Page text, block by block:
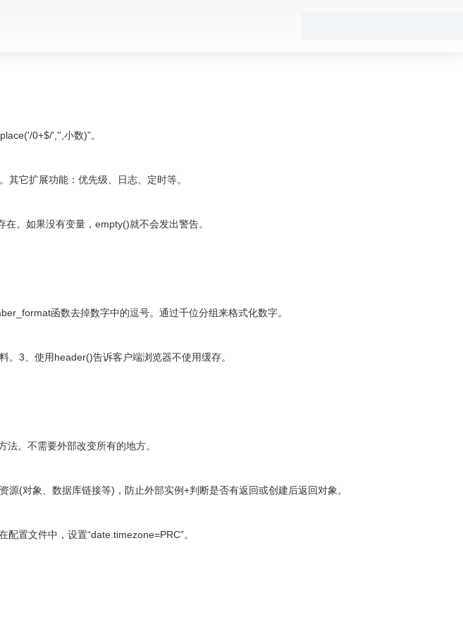
0+$/','',小数)”。
它扩展功能：优先级、日志、定时等。
。如果没有变量，empty()就不会发出警告。
函数去掉数字中的逗号。通过千位分组来格式化数字。
3、使用header()告诉客户端浏览器不使用缓存。
。不需要外部改变所有的地方。
(对象、数据库链接等)，防止外部实例+判断是否有返回或创建后返回对象。
置文件中，设置“date.timezone=PRC”。